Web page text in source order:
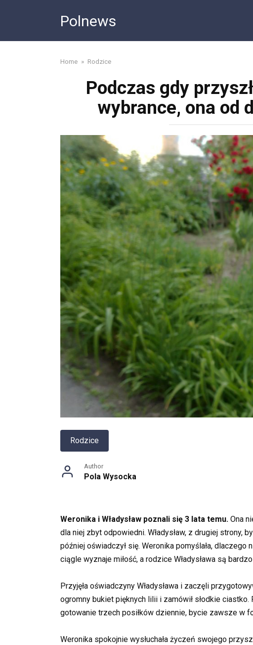
Polnews
Home » Rodzice
Podczas gdy
wybrance, ona od
Rodzice
Author
Pola Wysocka
Weronika i Władysław poznali się 3 lata temu. Ona
dla niej zbyt odpowiedni. Władysław, z drugiej strony,
później oświadczył się. Weronika pomyślała,
ciągle wyznaje miłość, a rodzice Władysława są
Przyjęła oświadczyny Władysława i zaczęli
ogromny bukiet pięknych lilii i zamówił słodkie
gotowanie trzech posiłków dziennie, bycie zawsze w
Weronika spokojnie wysłuchała życzeń swojego